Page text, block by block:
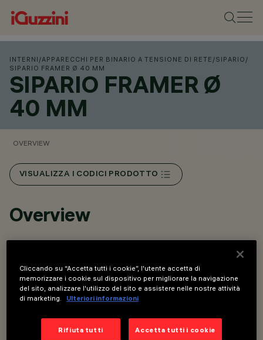
INTERNI /APPARECCHI PER BINARIO A TENSIONE DI RETE /SIPARIO /
SIPARIO FRAMER Ø 40 MM
SIPARIO FRAMER Ø
40 MM
OVERVIEW
VISUALIZZA I CODICI PRODOTTO
Overview
incasso o superficie Realizzato in pressofusione di
alluminio e materiale termoplastico.
MoltepliciLenti piano convessa in vetro che migliora le
performance del prodotto.
Versioni LED ad elevato indice di resa cromatica.
Cliccando su “Accetta tutti i cookie”, l'utente accetta di
memorizzare i cookie sul dispositivo per migliorare la navigazione
del sito, analizzare l'utilizzo del sito e assistere nelle nostre attività
di marketing.
Ulteriori informazioni
Rifiuta tutti Accetta tutti i cookie